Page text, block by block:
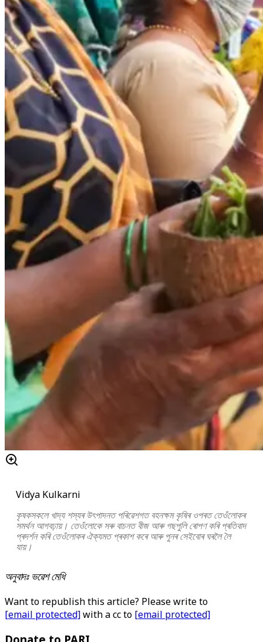
Vidya Kulkarni
কৃষকসকলে খাদ্য শস্যৰ উৎপাদনত পৰিৱেশগত বহনক্ষম কৃষিৰ ওপৰত তেওঁলোকৰ
সমৰ্থন আগবঢ়ায়। তেওঁলোকে সৰু বাচনত বীজ আৰু গছপুলি ৰোপণ কৰি প্ৰতিবাদ
প্ৰদৰ্শন কৰি তেওঁলোকৰ ঐক্যমত প্ৰকাশ কৰে আৰু পুনৰ সেইবোৰ ঘৰলৈ লৈ
যায়।
অনুবাদঃ ভৱেশ মেধি
Want to republish this article? Please write to
[email protected]with a cc to [email protected]